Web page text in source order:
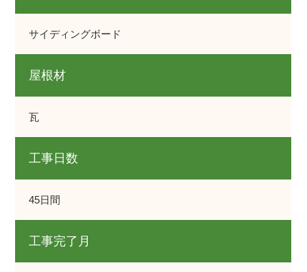
サイディングボード
屋根材
瓦
工事日数
45日間
工事完了月